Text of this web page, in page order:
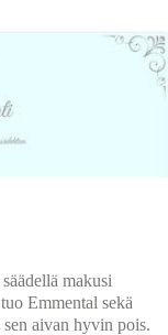
makusi
Emmental sekä
aivan hyvin pois.